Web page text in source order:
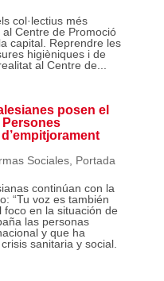
col·lectius més
Centre de Promoció
capital. Reprendre les
higièniques i de
al Centre de...
posen el
Sociales, Portada
continúan con la
“Tu voz es también
foco en la situación de
las personas
y que ha
sanitaria y social.